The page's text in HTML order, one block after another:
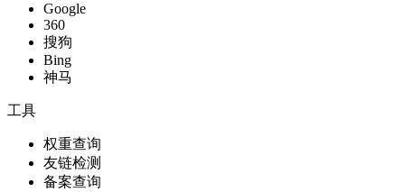
Google
360
搜狗
Bing
神马
工具
权重查询
友链检测
备案查询